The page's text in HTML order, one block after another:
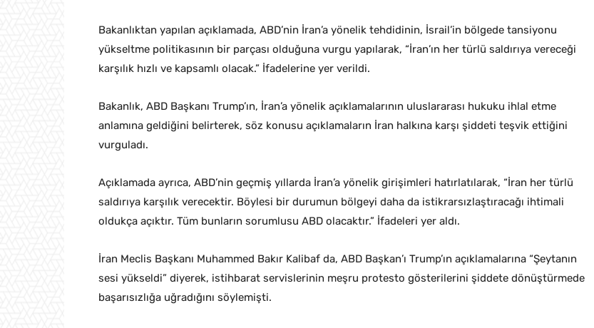
Bakanlıktan yapılan açıklamada, ABD’nin İran’a yönelik tehdidinin, İsrail’in bölgede tansiyonu
yükseltme politikasının bir parçası olduğuna vurgu yapılarak, “İran’ın her türlü saldırıya vereceği
karşılık hızlı ve kapsamlı olacak.” İfadelerine yer verildi.
Bakanlık, ABD Başkanı Trump’ın, İran’a yönelik açıklamalarının uluslararası hukuku ihlal etme
anlamına geldiğini belirterek, söz konusu açıklamaların İran halkına karşı şiddeti teşvik ettiğini
vurguladı.
Açıklamada ayrıca, ABD’nin geçmiş yıllarda İran’a yönelik girişimleri hatırlatılarak, “İran her türlü
saldırıya karşılık verecektir. Böylesi bir durumun bölgeyi daha da istikrarsızlaştıracağı ihtimali
oldukça açıktır. Tüm bunların sorumlusu ABD olacaktır.” İfadeleri yer aldı.
İran Meclis Başkanı Muhammed Bakır Kalibaf da, ABD Başkan’ı Trump’ın açıklamalarına “Şeytanın
sesi yükseldi” diyerek, istihbarat servislerinin meşru protesto gösterilerini şiddete dönüştürmede
başarısızlığa uğradığını söylemişti.